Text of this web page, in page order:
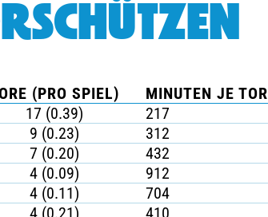
(PRO SPIEL) MINUTEN JE TOR
17 (0.39) 217
9 (0.23) 312
7 (0.20) 432
4 (0.09) 912
4 (0.11) 704
4 (0.21) 410